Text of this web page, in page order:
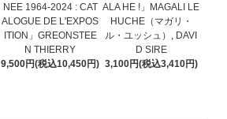
NEE 1964-2024 : CAT
ALOGUE DE L'EXPOS
ITION」GREONSTEE
N THIERRY
9,500円(税込10,450円)
ALA HE !」MAGALI LE
HUCHE（マガリ・
ル・ユッシュ）, DAVI
D SIRE
3,100円(税込3,410円)